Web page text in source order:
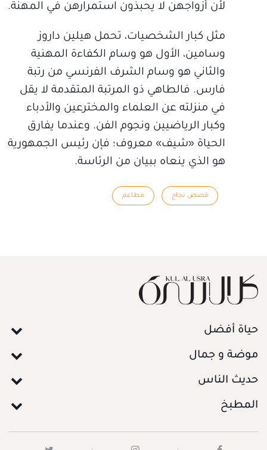
لأن أزواجهن لا يحبذون استمرارهن في المهنة.
مثل كبار الشخصيات، تحمل هيلين داروز
وسامين، الأول هو وسام الكفاءة المهنية
والثاني هو وسام الشرف الفرنسي من رتبة
فارس. فالطاهي ذو المرتبة المتقدمة لا يقل
في منزلته عن العلماء والمخترعين والأدباء
وكبار الرياضيين ونجوم الفن. وعندما يفارق
الحياة «شيف» معروف؛ فإن رئيس الجمهورية
هو الذي ينعاه ببيان من الرئاسة.
قصص نجاح مطاعم
حياة أفضل
موضة و جمال
حديث الناس
المطبخ